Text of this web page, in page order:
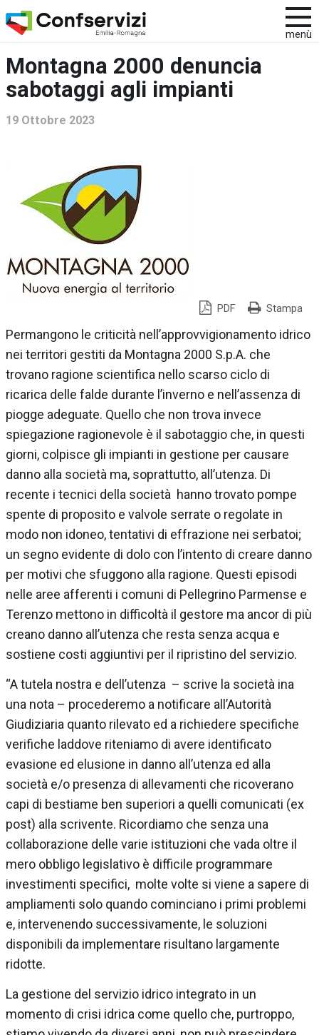
menù
Montagna 2000 denuncia
sabotaggi agli impianti
19 Ottobre 2023
PDF Stampa
Permangono le criticità nell’approvvigionamento idrico
nei territori gestiti da Montagna 2000 S.p.A. che
trovano ragione scientifica nello scarso ciclo di
ricarica delle falde durante l’inverno e nell’assenza di
piogge adeguate. Quello che non trova invece
spiegazione ragionevole è il sabotaggio che, in questi
giorni, colpisce gli impianti in gestione per causare
danno alla società ma, soprattutto, all’utenza. Di
recente i tecnici della società hanno trovato pompe
spente di proposito e valvole serrate o regolate in
modo non idoneo, tentativi di effrazione nei serbatoi;
un segno evidente di dolo con l’intento di creare danno
per motivi che sfuggono alla ragione. Questi episodi
nelle aree afferenti i comuni di Pellegrino Parmense e
Terenzo mettono in difficoltà il gestore ma ancor di più
creano danno all’utenza che resta senza acqua e
sostiene costi aggiuntivi per il ripristino del servizio.
“A tutela nostra e dell’utenza – scrive la società ina
una nota – procederemo a notificare all’Autorità
Giudiziaria quanto rilevato ed a richiedere specifiche
verifiche laddove riteniamo di avere identificato
evasione ed elusione in danno all’utenza ed alla
società e/o presenza di allevamenti che ricoverano
capi di bestiame ben superiori a quelli comunicati (ex
post) alla scrivente. Ricordiamo che senza una
collaborazione delle varie istituzioni che vada oltre il
mero obbligo legislativo è difficile programmare
investimenti specifici, molte volte si viene a sapere di
ampliamenti solo quando cominciano i primi problemi
e, intervenendo successivamente, le soluzioni
disponibili da implementare risultano largamente
ridotte.
La gestione del servizio idrico integrato in un
momento di crisi idrica come quello che, purtroppo,